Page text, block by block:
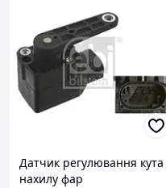
Датчик регулювання кута
нахилу фар